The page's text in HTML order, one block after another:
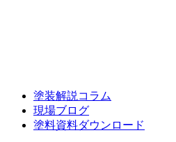
塗装解説コラム
現場ブログ
塗料資料ダウンロード